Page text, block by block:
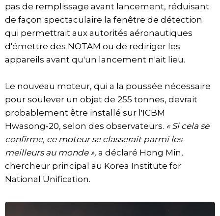
pas de remplissage avant lancement, réduisant
de façon spectaculaire la fenêtre de détection
qui permettrait aux autorités aéronautiques
d'émettre des NOTAM ou de rediriger les
appareils avant qu'un lancement n'ait lieu.
Le nouveau moteur, qui a la poussée nécessaire
pour soulever un objet de 255 tonnes, devrait
probablement être installé sur l'ICBM
Hwasong‑20, selon des observateurs. « Si cela se
confirme, ce moteur se classerait parmi les
meilleurs au monde », a déclaré Hong Min,
chercheur principal au Korea Institute for
National Unification.